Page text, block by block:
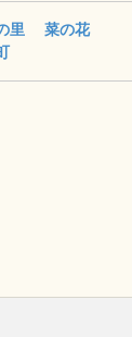
里
菜の花